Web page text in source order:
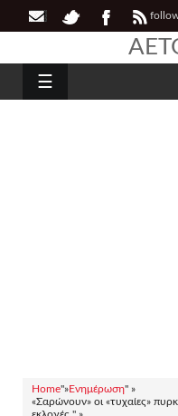
☰
Home"»Ενημέρωση" »
«Σαρώνουν» οι «τυχαίες»